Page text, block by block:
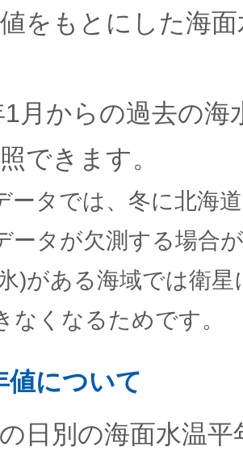
をもとにした海
月からの過去の海
できます。
ータでは、冬に北海
ータが欠測する場合
)がある海域では衛
なくなるためです。
値について
日別の海面水温